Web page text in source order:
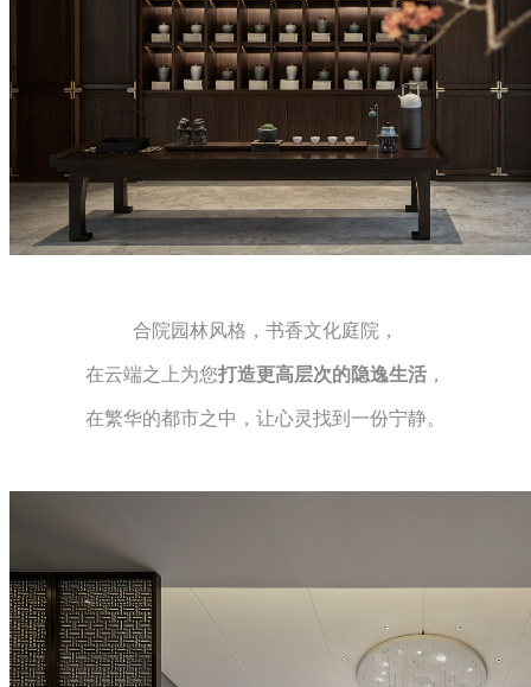
合院园林风格，书香文化庭院，
在云端之上为您打造更高层次的隐逸生活 ，
在繁华的都市之中，让心灵找到一份宁静。